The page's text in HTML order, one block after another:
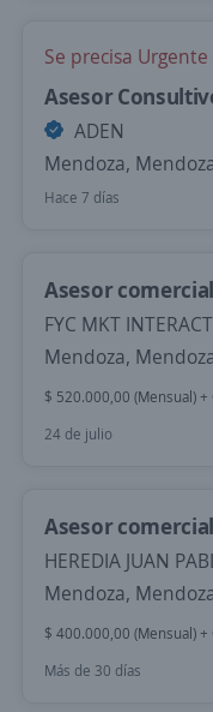
Se precisa Urgente
Asesor
ADEN
Mendoza,
Hace 7 días
Asesor comercial
FYC MKT
Mendoza,
$ 520.000,00 (Mensual)
24 de julio
Asesor comercial
HEREDIA JUAN
Mendoza,
$ 400.000,00 (Mensual)
Más de 30 días